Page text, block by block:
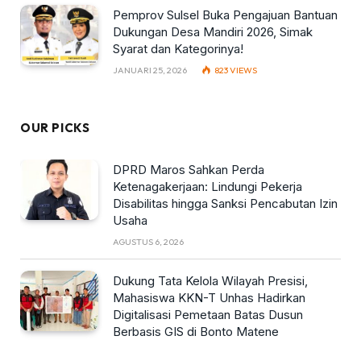
Pemprov Sulsel Buka Pengajuan Bantuan
Dukungan Desa Mandiri 2026, Simak
Syarat dan Kategorinya!
JANUARI 25, 2026 823VIEWS
OUR PICKS
DPRD Maros Sahkan Perda
Ketenagakerjaan: Lindungi Pekerja
Disabilitas hingga Sanksi Pencabutan Izin
Usaha
AGUSTUS 6, 2026
Dukung Tata Kelola Wilayah Presisi,
Mahasiswa KKN-T Unhas Hadirkan
Digitalisasi Pemetaan Batas Dusun
Berbasis GIS di Bonto Matene